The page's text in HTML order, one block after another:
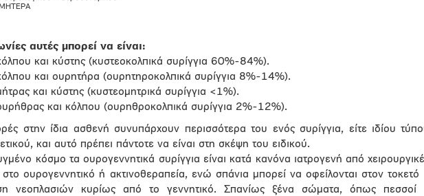
αυτές μπορεί να είναι:
και κύστης (κυστεοκολπικά συρίγγια 60%-84%).
και ουρητήρα (ουρητηροκολπικά συρίγγια 8%-14%).
και κύστης (κυστεομητρικά συρίγγια <1%).
και κόλπου (ουρηθροκολπικά συρίγγια 2%-12%).
στην ίδια ασθενή συνυπάρχουν περισσότερα του ενός συρίγγια, είτε ιδίου
και αυτό πρέπει πάντοτε να είναι στη σκέψη του ειδικού.
κόσμο τα ουρογεννητικά συρίγγια είναι κατά κανόνα ιατρογενή από
στο ουρογεννητικό ή ακτινοθεραπεία, ενώ σπάνια μπορεί να οφείλονται στον τοκετό
νεοπλασιών κυρίως από το γεννητικό. Σπανίως ξένα σώματα, όπως πεσσοί